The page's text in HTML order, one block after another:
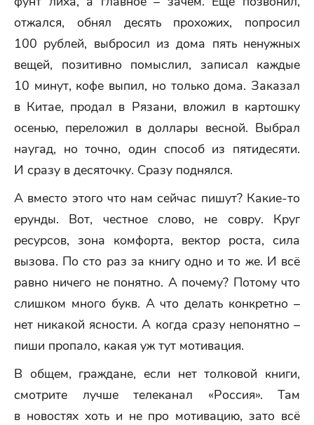
отжался, обнял десять прохожих, попросил
100 рублей, выбросил из дома пять ненужных
вещей, позитивно помыслил, записал каждые
10 минут, кофе выпил, но только дома. Заказал
в Китае, продал в Рязани, вложил в картошку
осенью, переложил в доллары весной. Выбрал
наугад, но точно, один способ из пятидесяти.
И сразу в десяточку. Сразу поднялся.
А вместо этого что нам сейчас пишут? Какие-то
ерунды. Вот, честное слово, не совру. Круг
ресурсов, зона комфорта, вектор роста, сила
вызова. По сто раз за книгу одно и то же. И всё
равно ничего не понятно. А почему? Потому что
слишком много букв. А что делать конкретно –
нет никакой ясности. А когда сразу непонятно –
пиши пропало, какая уж тут мотивация.
В общем, граждане, если нет толковой книги,
смотрите лучше телеканал «Россия». Там
в новостях хоть и не про мотивацию, зато всё